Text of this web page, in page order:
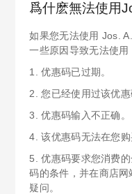
爲什麽無法使用
如果您无法使用 Jos.
一些原因导致无法使用
1. 优惠码已过期。
2. 您已经使用过该优惠
3. 优惠码输入不正确。
4. 该优惠码无法在您购
5. 优惠码要求您消费
码的条件，并在商店
疑问。